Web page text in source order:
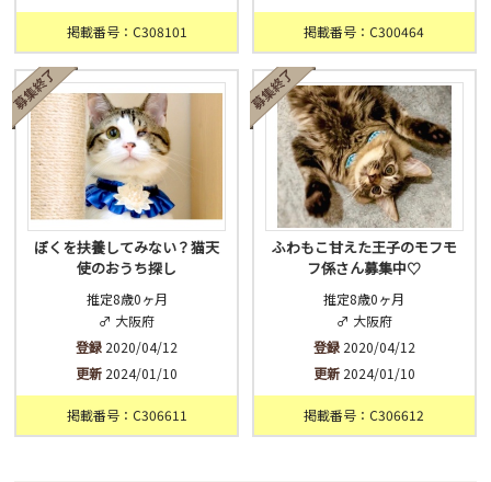
掲載番号：C308101 掲載番号：C300464
ぼくを扶養してみない？猫天
使のおうち探し
推定8歳0ヶ月
♂ 大阪府
登録 2020/04/12
更新 2024/01/10
掲載番号：C306611
ふわもこ甘えた王子のモフモ
フ係さん募集中♡
推定8歳0ヶ月
♂ 大阪府
登録2020/04/12
更新2024/01/10
掲載番号：C306612